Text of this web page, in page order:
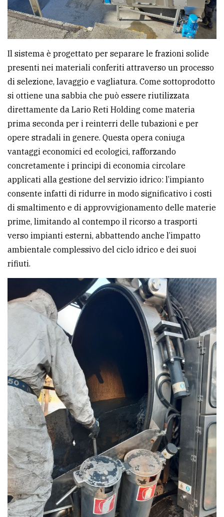
Privacy
policy
Cookie
Il sistema è progettato per separare le frazioni solide
presenti nei materiali conferiti attraverso un processo
di selezione, lavaggio e vagliatura. Come sottoprodotto
si ottiene una sabbia che può essere riutilizzata
direttamente da Lario Reti Holding come materia
prima seconda per i reinterri delle tubazioni e per
opere stradali in genere. Questa opera coniuga
vantaggi economici ed ecologici, rafforzando
concretamente i principi di economia circolare
applicati alla gestione del servizio idrico: l’impianto
consente infatti di ridurre in modo significativo i costi
di smaltimento e di approvvigionamento delle materie
prime, limitando al contempo il ricorso a trasporti
verso impianti esterni, abbattendo anche l’impatto
ambientale complessivo del ciclo idrico e dei suoi
rifiuti.